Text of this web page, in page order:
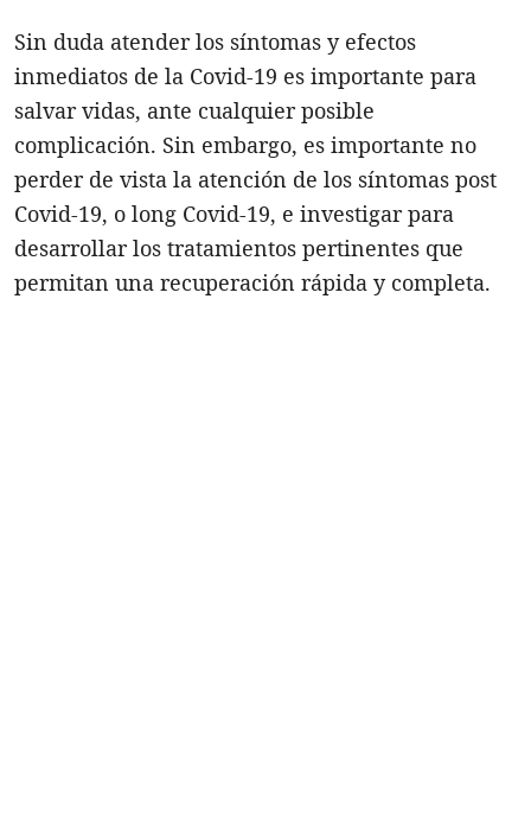
Sin duda atender los síntomas y efectos
inmediatos de la Covid-19 es importante para
salvar vidas, ante cualquier posible
complicación. Sin embargo, es importante no
perder de vista la atención de los síntomas post
Covid-19, o long Covid-19, e investigar para
desarrollar los tratamientos pertinentes que
permitan una recuperación rápida y completa.